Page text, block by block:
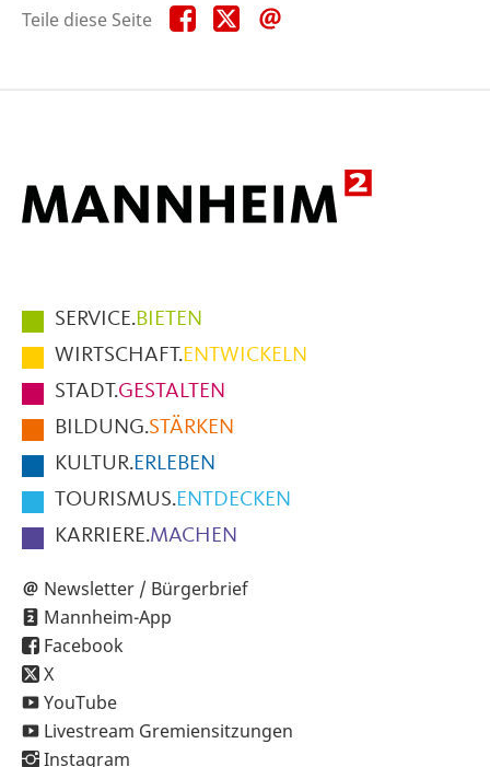
Teile diese Seite Teile
diese
Teile
diese
Hauptmenüpunkte
im
Fußbereich
der
Seite
SERVICE.BIETEN
WIRTSCHAFT.ENTWICKELN
STADT.GESTALTEN
BILDUNG.STÄRKEN
KULTUR.ERLEBEN
TOURISMUS.ENTDECKEN
KARRIERE.MACHEN
Newsletter / Bürgerbrief
Mannheim-App
Facebook
X
YouTube
Livestream Gremiensitzungen
Instagram